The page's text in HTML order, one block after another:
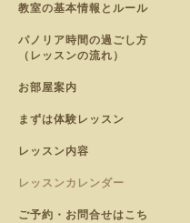
教室の基本情報とルール
パノリア時間の過ごし方
（レッスンの流れ）
お部屋案内
まずは体験レッスン
レッスン内容
レッスンカレンダー
ご予約・お問合せはこち